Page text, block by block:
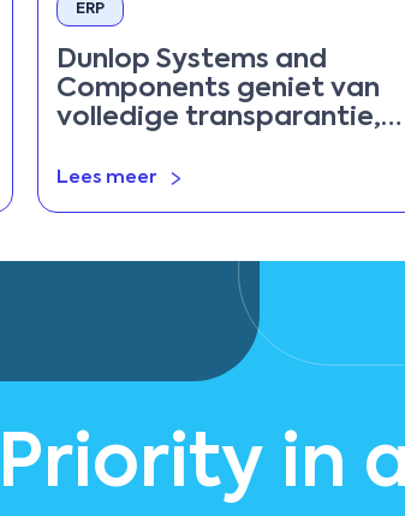
ERP
Dunlop Systems and
Components geniet van
volledige transparantie,
eenvoudig traceerbare
Lees meer
in